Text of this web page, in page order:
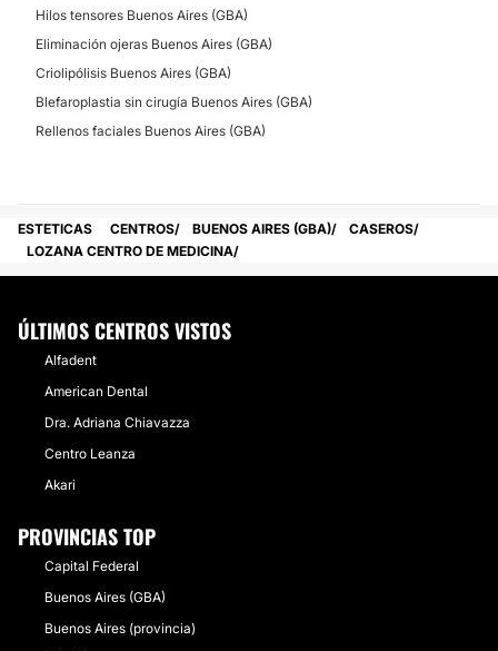
Hilos tensores Buenos Aires (GBA)
Eliminación ojeras Buenos Aires (GBA)
Criolipólisis Buenos Aires (GBA)
Blefaroplastia sin cirugía Buenos Aires (GBA)
Rellenos faciales Buenos Aires (GBA)
ESTETICAS CENTROS BUENOS AIRES (GBA)
CASEROS
LOZANA CENTRO DE MEDICINA
ÚLTIMOS CENTROS VISTOS
Alfadent
American Dental
Dra. Adriana Chiavazza
Centro Leanza
Akari
PROVINCIAS TOP
Capital Federal
Buenos Aires (GBA)
Buenos Aires (provincia)